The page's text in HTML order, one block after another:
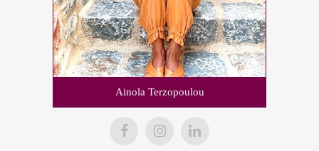
Ainola Terzopoulou